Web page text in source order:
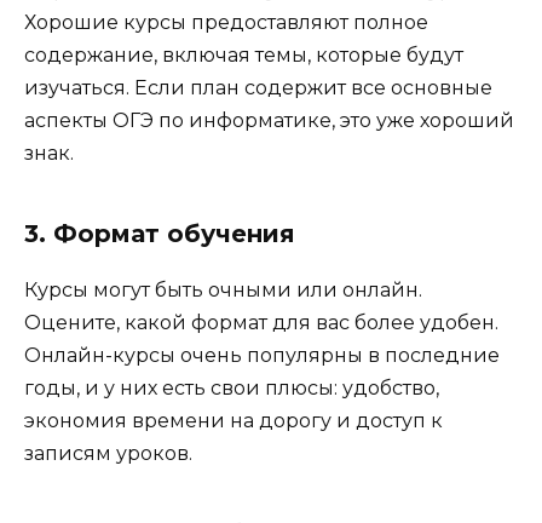
Хорошие курсы предоставляют полное
содержание, включая темы, которые будут
изучаться. Если план содержит все основные
аспекты ОГЭ по информатике, это уже хороший
знак.
3. Формат обучения
Курсы могут быть очными или онлайн.
Оцените, какой формат для вас более удобен.
Онлайн-курсы очень популярны в последние
годы, и у них есть свои плюсы: удобство,
экономия времени на дорогу и доступ к
записям уроков.